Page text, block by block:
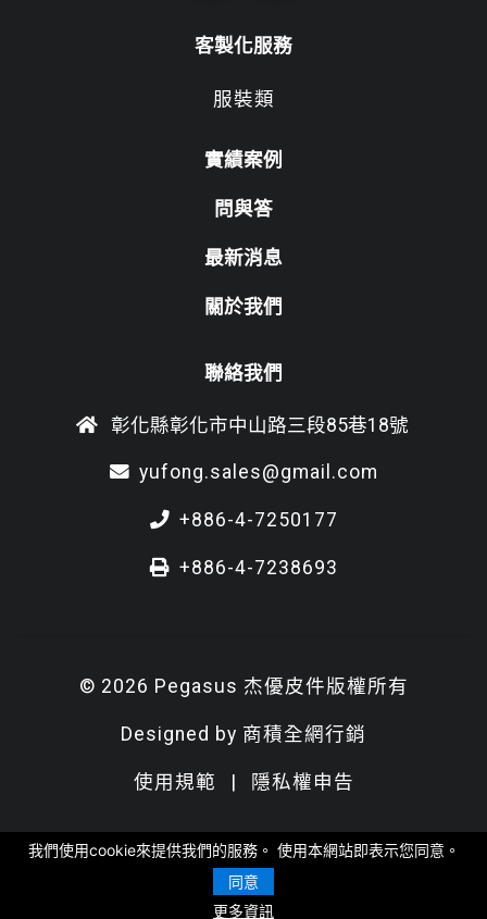
客製化服務
服裝類
實績案例
問與答
最新消息
關於我們
聯絡我們
彰化縣彰化市中山路三段85巷18號
yufong.sales@gmail.com
+886-4-7250177
+886-4-7238693
© 2026 Pegasus 杰優皮件版權所有
Designed by 商積全網行銷
使用規範 | 隱私權申告
我們使用cookie來提供我們的服務。 使用本網站即表示您同意。
同意
更多資訊